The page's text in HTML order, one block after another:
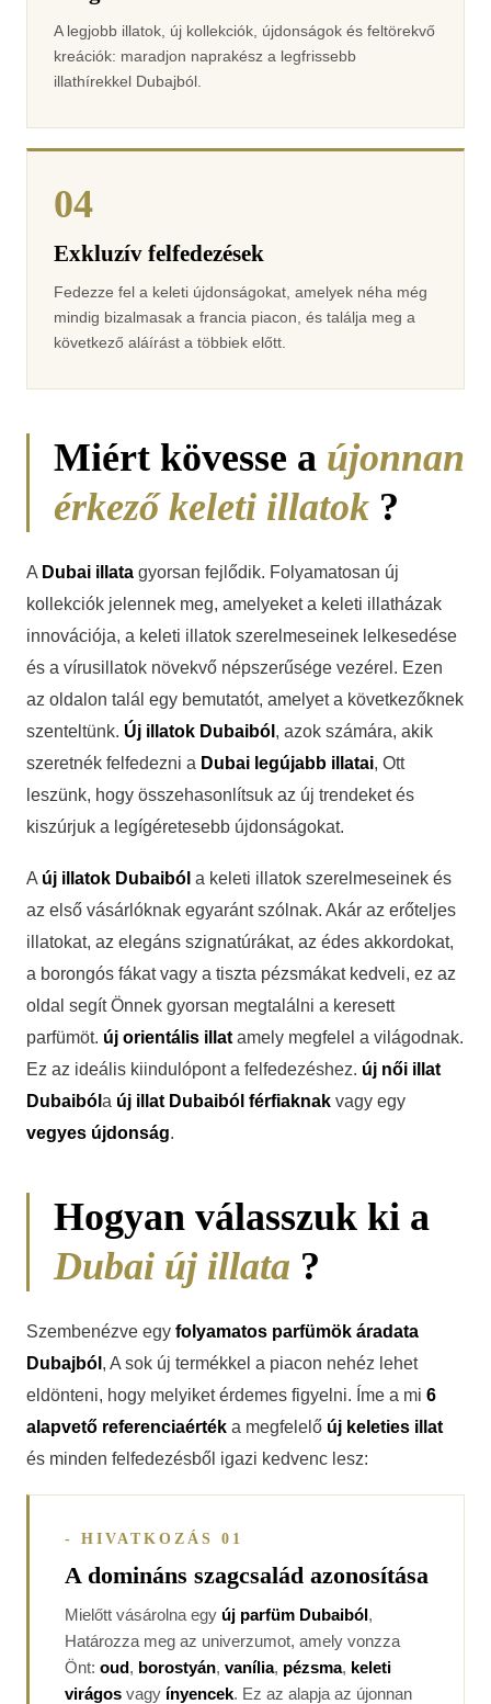
A legjobb illatok, új kollekciók, újdonságok és feltörekvő
kreációk: maradjon naprakész a legfrissebb
illathírekkel Dubajból.
04
Exkluzív felfedezések
Fedezze fel a keleti újdonságokat, amelyek néha még
mindig bizalmasak a francia piacon, és találja meg a
következő aláírást a többiek előtt.
Miért kövesse a újonnan
érkező keleti illatok ?
A Dubai illata gyorsan fejlődik. Folyamatosan új
kollekciók jelennek meg, amelyeket a keleti illatházak
innovációja, a keleti illatok szerelmeseinek lelkesedése
és a vírusillatok növekvő népszerűsége vezérel. Ezen
az oldalon talál egy bemutatót, amelyet a következőknek
szenteltünk. Új illatok Dubaiból , azok számára, akik
szeretnék felfedezni a Dubai legújabb illatai, Ott
leszünk, hogy összehasonlítsuk az új trendeket és
kiszúrjuk a legígéretesebb újdonságokat.
A új illatok Dubaiból a keleti illatok szerelmeseinek és
az első vásárlóknak egyaránt szólnak. Akár az erőteljes
illatokat, az elegáns szignatúrákat, az édes akkordokat,
a borongós fákat vagy a tiszta pézsmákat kedveli, ez az
oldal segít Önnek gyorsan megtalálni a keresett
parfümöt. új orientális illat amely megfelel a világodnak.
Ez az ideális kiindulópont a felfedezéshez. új női illat
Dubaiból a új illat Dubaiból férfiaknak vagy egy
vegyes újdonság.
Hogyan válasszuk ki a
Dubai új illata ?
Szembenézve egy folyamatos parfümök áradata
Dubajból , A sok új termékkel a piacon nehéz lehet
eldönteni, hogy melyiket érdemes figyelni. Íme a mi 6
alapvető referenciaérték a megfelelő új keleties illat
és minden felfedezésből igazi kedvenc lesz:
- HIVATKOZÁS 01
A domináns szagcsalád azonosítása
Mielőtt vásárolna egy új parfüm Dubaiból ,
Határozza meg az univerzumot, amely vonzza
Önt: oud , borostyán, vanília, pézsma, keleti
virágos vagy ínyencek. Ez az alapja az újonnan